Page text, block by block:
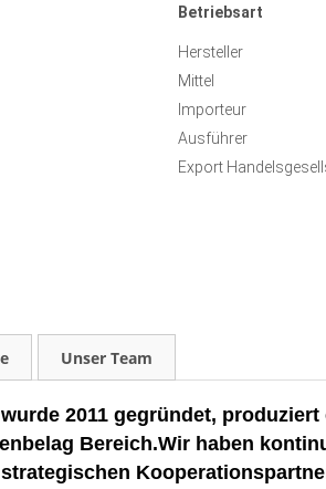
Betriebsart
Hersteller
Mittel
Importeur
Ausführer
Export
Unser Team
wurde 2011 gegründet,
Bereich.Wir haben